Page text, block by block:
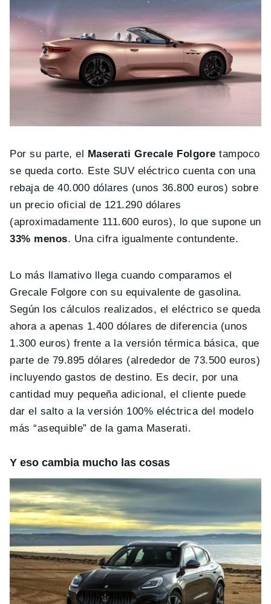
Por su parte, el Maserati Grecale Folgore tampoco
se queda corto. Este SUV eléctrico cuenta con una
rebaja de 40.000 dólares (unos 36.800 euros) sobre
un precio oficial de 121.290 dólares
(aproximadamente 111.600 euros), lo que supone un
33% menos. Una cifra igualmente contundente.
Lo más llamativo llega cuando comparamos el
Grecale Folgore con su equivalente de gasolina.
Según los cálculos realizados, el eléctrico se queda
ahora a apenas 1.400 dólares de diferencia (unos
1.300 euros) frente a la versión térmica básica, que
parte de 79.895 dólares (alrededor de 73.500 euros)
incluyendo gastos de destino. Es decir, por una
cantidad muy pequeña adicional, el cliente puede
dar el salto a la versión 100% eléctrica del modelo
más “asequible” de la gama Maserati.
Y eso cambia mucho las cosas